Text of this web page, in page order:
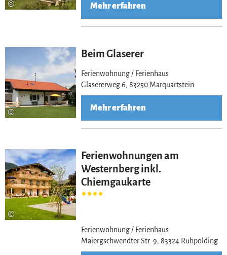
© Mehr erfahren
©
Beim Glaserer
Ferienwohnung / Ferienhaus
Glasererweg 6, 83250 Marquartstein
Mehr erfahren
©
Ferienwohnungen am
Westernberg inkl.
Chiemgaukarte
Ferienwohnung / Ferienhaus
Maiergschwendter Str. 9, 83324 Ruhpolding